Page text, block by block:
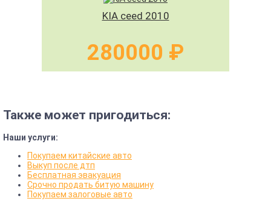
KIA ceed 2010
280000 ₽
Также может пригодиться:
Наши услуги:
Покупаем китайские авто
Выкуп после дтп
Бесплатная эвакуация
Срочно продать битую машину
Покупаем залоговые авто